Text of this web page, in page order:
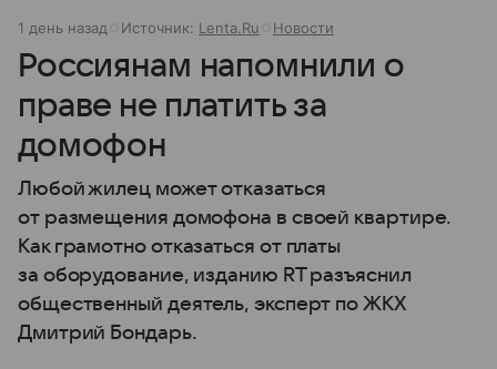
1 день назад Источник: Lenta.Ru Новости
Россиянам напомнили о
праве не платить за
домофон
Любой жилец может отказаться
от размещения домофона в своей квартире.
Как грамотно отказаться от платы
за оборудование, изданию RT разъяснил
общественный деятель, эксперт по ЖКХ
Дмитрий Бондарь.